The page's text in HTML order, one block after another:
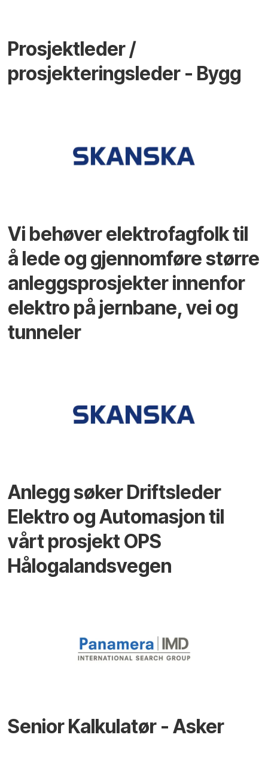
Prosjektleder /
prosjekteringsleder - Bygg
Vi behøver elektrofagfolk til
å lede og gjennomføre større
anleggsprosjekter innenfor
elektro på jernbane, vei og
tunneler
Anlegg søker Driftsleder
Elektro og Automasjon til
vårt prosjekt OPS
Hålogalandsvegen
Senior Kalkulatør - Asker